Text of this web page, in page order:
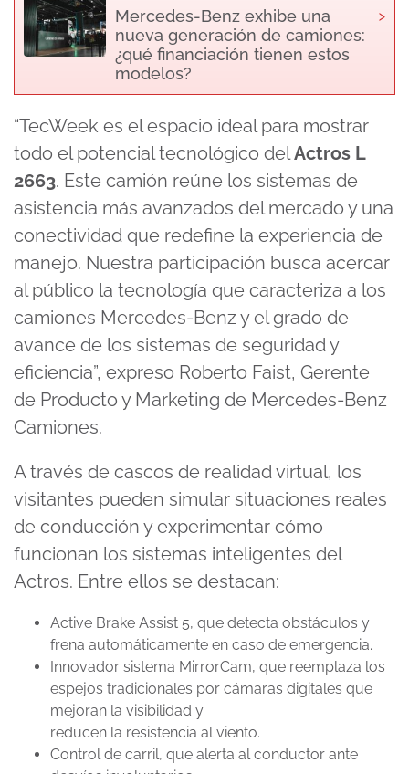
Mercedes-Benz exhibe una
nueva generación de camiones:
¿qué financiación tienen estos
modelos?
›
“TecWeek es el espacio ideal para mostrar
todo el potencial tecnológico delActros L
2663. Este camión reúne los sistemas de
asistencia más avanzados del mercado y una
conectividad que redefine la experiencia de
manejo. Nuestra participación busca acercar
al público la tecnología que caracteriza a los
camiones Mercedes-Benz y el grado de
avance de los sistemas de seguridad y
eficiencia”, expreso Roberto Faist, Gerente
de Producto y Marketing de Mercedes-Benz
Camiones.
A través de cascos de realidad virtual, los
visitantes pueden simular situaciones reales
de conducción y experimentar cómo
funcionan los sistemas inteligentes del
Actros. Entre ellos se destacan:
Active Brake Assist 5, que detecta obstáculos y
frena automáticamente en caso de emergencia.
Innovador sistema MirrorCam, que reemplaza los
espejos tradicionales por cámaras digitales que
mejoran la visibilidad y
reducen la resistencia al viento.
Control de carril, que alerta al conductor ante